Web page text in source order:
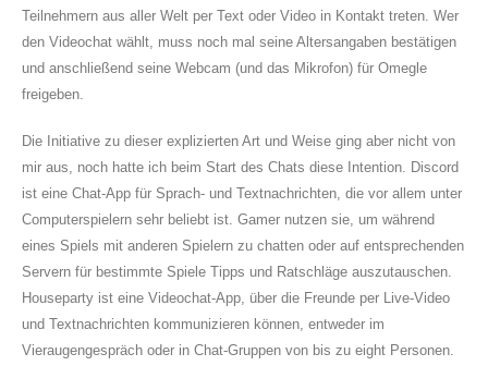
Teilnehmern aus aller Welt per Text oder Video in Kontakt treten. Wer
den Videochat wählt, muss noch mal seine Altersangaben bestätigen
und anschließend seine Webcam (und das Mikrofon) für Omegle
freigeben.
Die Initiative zu dieser explizierten Art und Weise ging aber nicht von
mir aus, noch hatte ich beim Start des Chats diese Intention. Discord
ist eine Chat-App für Sprach- und Textnachrichten, die vor allem unter
Computerspielern sehr beliebt ist. Gamer nutzen sie, um während
eines Spiels mit anderen Spielern zu chatten oder auf entsprechenden
Servern für bestimmte Spiele Tipps und Ratschläge auszutauschen.
Houseparty ist eine Videochat-App, über die Freunde per Live-Video
und Textnachrichten kommunizieren können, entweder im
Vieraugengespräch oder in Chat-Gruppen von bis zu eight Personen.